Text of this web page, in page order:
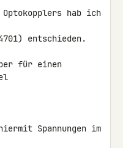
hab ich
entschieden.
für einen
Spannungen im